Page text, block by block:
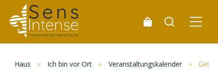
Haus » Ich bin vor Ort » Veranstaltungskalender »